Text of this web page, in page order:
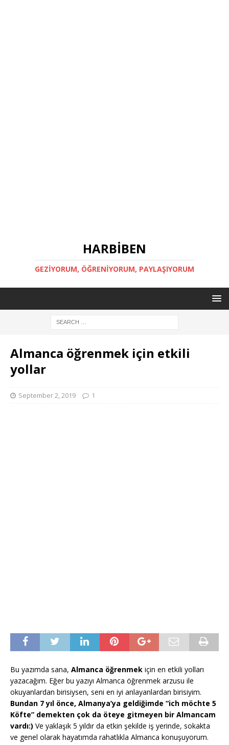
HARBİBEN
GEZİYORUM, ÖĞRENİYORUM, PAYLAŞIYORUM
Almanca öğrenmek için etkili
yollar
September 2, 2019 1
Bu yazımda sana, Almanca öğrenmek için en etkili yolları
yazacağım. Eğer bu yazıyı Almanca öğrenmek arzusu ile
okuyanlardan birisiysen, seni en iyi anlayanlardan birisiyim.
Bundan 7 yıl önce, Almanya’ya geldiğimde “ich möchte 5
Köfte” demekten çok da öteye gitmeyen bir Almancam
vardı:) Ve yaklaşık 5 yıldır da etkin şekilde iş yerinde, sokakta
ve genel olarak hayatımda rahatlıkla Almanca konuşuyorum.